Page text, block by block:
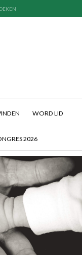
WORD LID
2026